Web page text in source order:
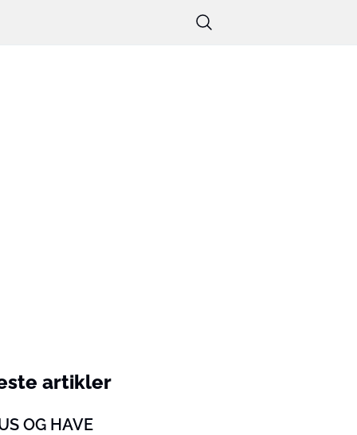
artikler
OG HAVE